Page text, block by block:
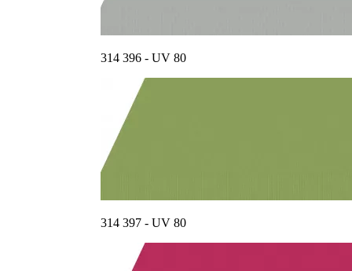
314 396 - UV 80
314 397 - UV 80